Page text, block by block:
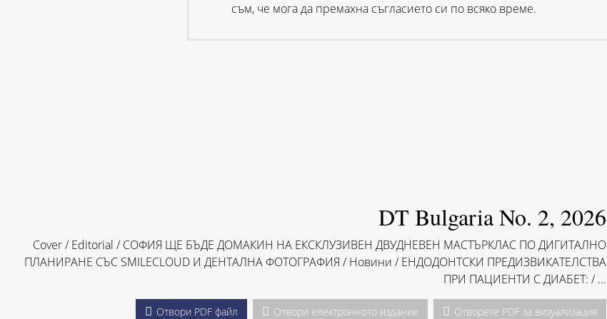
съм, че мога да премахна съгласието си по всяко време.
DT Bulgaria No. 2, 2026
Cover / Editorial / СОФИЯ ЩЕ БЪДЕ ДОМАКИН НА ЕКСКЛУЗИВЕН ДВУДНЕВЕН МАСТЪРКЛАС ПО ДИГИТАЛНО
ПЛАНИРАНЕ СЪС SMILECLOUD И ДЕНТАЛНА ФОТОГРАФИЯ / Hовини / ЕНДОДОНТСКИ ПРЕДИЗВИКАТЕЛСТВА
ПРИ ПАЦИЕНТИ С ДИАБЕТ: / ...
Отвори PDF файл Отвори електронното издание Отворете PDF за визуализация